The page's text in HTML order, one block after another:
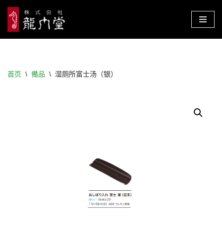
跳
至
首页 \ 備品 \ 湿厕所富士汤（银）